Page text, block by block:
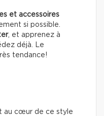
et accessoires
si possible.
, et apprenez à
déjà. Le
tendance!
au cœur de ce style